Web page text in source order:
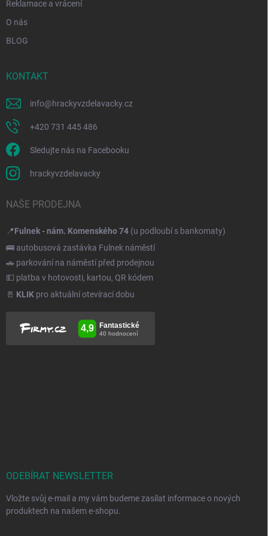
Reklamace a vrácení
O nás
BLOG
KONTAKT
info@hrackyvzdelavacky.cz
+420 731 445 486
Sledujte nás na Facebooku
hrackyvzdelavacky
NAŠE PRODEJNA
📍Fulnek - nám. Komenského 74 (u podloubí s bankomaty)
🚌 autobusová zastávka Fulnek náměstí
🚗 parkování na náměstí před prodejnou
💵 platba v hotovosti, kartou, QR kódem
🚪 KLIK pro aktuální otevírací dobu
ODEBÍRAT NEWSLETTER
Vložte svůj e-mail a my vám budeme zasílat informace o nových
produktech na našem e-shopu.